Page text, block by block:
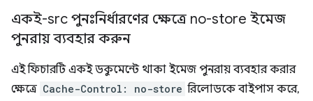
একই-src পুনঃনির্ধারণের ক্ষেত্রে no-store ইমেজ
পুনরায় ব্যবহার করুন
এই ফিচারটি একই ডকুমেন্টে থাকা ইমেজ পুনরায় ব্যবহার করার
ক্ষেত্রে Cache-Control: no-store রিলোডকে বাইপাস করে,